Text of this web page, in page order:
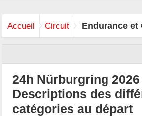
Accueil Circuit Endurance et
24h Nürburgring 2026
Descriptions des
catégories au départ